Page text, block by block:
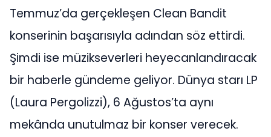
Temmuz’da gerçekleşen Clean Bandit
konserinin başarısıyla adından söz ettirdi.
Şimdi ise müzikseverleri heyecanlandıracak
bir haberle gündeme geliyor. Dünya starı LP
(Laura Pergolizzi), 6 Ağustos’ta aynı
mekânda unutulmaz bir konser verecek.